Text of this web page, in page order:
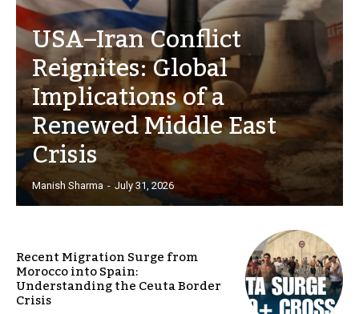
USA–Iran Conflict
Reignites: Global
Implications of a
Renewed Middle East
Crisis
Manish Sharma - July 31, 2026
Recent Migration Surge from
Morocco into Spain:
Understanding the Ceuta Border
Crisis